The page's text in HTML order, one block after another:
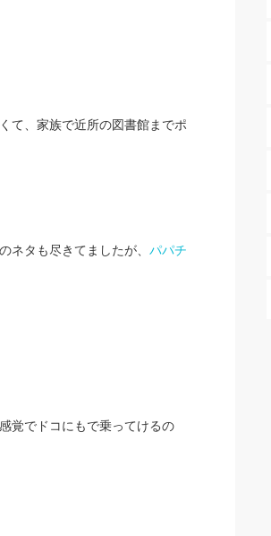
て、家族で近所の図書館までポ
ネタも尽きてましたが、 パパチ
覚でドコにもで乗ってけるの